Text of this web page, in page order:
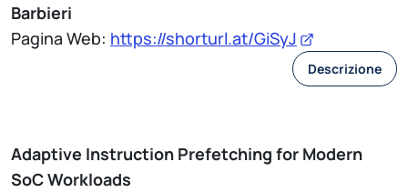
Barbieri
Pagina Web: https://shorturl.at/GiSyJ
Descrizione
Adaptive Instruction Prefetching for Modern
SoC Workloads